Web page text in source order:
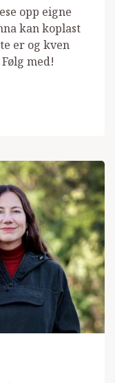
opp eigne
kan koplast
er og kven
med!